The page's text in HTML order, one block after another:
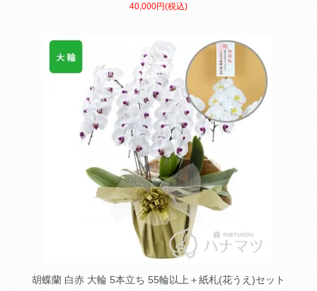
40,000円(税込)
胡蝶蘭 白赤 大輪 5本立ち 55輪以上＋紙札(花うえ)セット